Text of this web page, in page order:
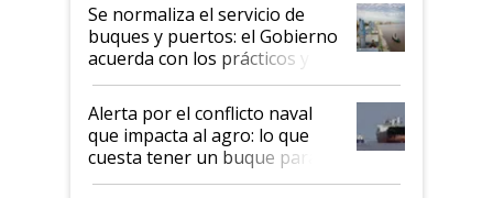
Se normaliza el servicio de
buques y puertos: el Gobierno
acuerda con los prácticos y
suspende el decreto de
desregulación
Alerta por el conflicto naval
que impacta al agro: lo que
cuesta tener un buque parado
y el peligro de que Argentina